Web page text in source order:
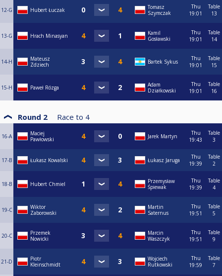
12-G Hubert Łuczak
Tomasz
Szymczak
Thu
19:01
Table
13
13-G Hrach Minasyan
Kamil
Gosławski
Thu
19:01
Table
14
14-H
Mateusz
Zdziech
Bartek Sykus
Thu
19:01
Table
15
15-H Paweł Rózga
Adam
Działkowski
Thu
19:01
Table
16
Round 2 Race to 4
16-A
Maciej
Pawłowski
Jarek Martyn
Thu
19:43
Table
3
17-B Łukasz Kowalski Łukasz Jaruga
Thu
19:39
Table
2
18-B Hubert Chmiel
Przemysław
Śpiewak
Thu
19:39
Table
4
19-C
Wiktor
Zaborowski
Martin
Saternus
Thu
19:51
Table
5
20-C
Przemek
Nowicki
Marcin
Waszczyk
Thu
19:51
Table
9
21-D
Piotr
Kleinschmidt
Wojciech
Rutkowski
Thu
19:59
Table
7